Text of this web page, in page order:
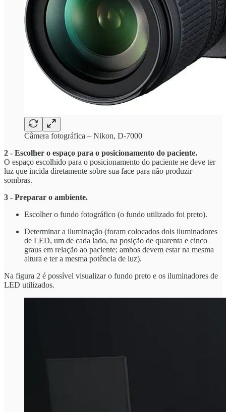
Câmera fotográfica – Nikon, D-7000
2 - Escolher o espaço para o posicionamento do paciente.
O espaço escolhido para o posicionamento do paciente не deve ter
luz que incida diretamente sobre sua face para não produzir
sombras.
3 - Preparar o ambiente.
Escolher o fundo fotográfico (o fundo utilizado foi preto).
Determinar a iluminação (foram colocados dois iluminadores
de LED, um de cada lado, na posição de quarenta e cinco
graus em relação ao paciente; ambos devem estar na mesma
altura e ter a mesma potência de luz).
Na figura 2 é possível visualizar o fundo preto e os iluminadores de
LED utilizados.